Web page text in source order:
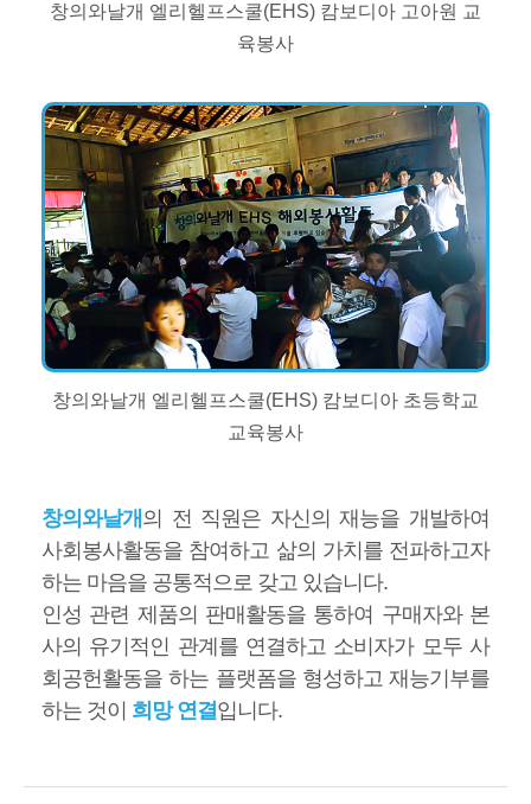
창의와날개 엘리헬프스쿨(EHS) 캄보디아 고아원 교
육봉사
창의와날개 엘리헬프스쿨(EHS) 캄보디아 초등학교
교육봉사
창의와날개 의 전 직원은 자신의 재능을 개발하여
사회봉사활동을 참여하고 삶의 가치를 전파하고자
하는 마음을 공통적으로 갖고 있습니다.
인성 관련 제품의 판매활동을 통하여 구매자와 본
사의 유기적인 관계를 연결하고 소비자가 모두 사
회공헌활동을 하는 플랫폼을 형성하고 재능기부를
하는 것이 희망 연결 입니다.